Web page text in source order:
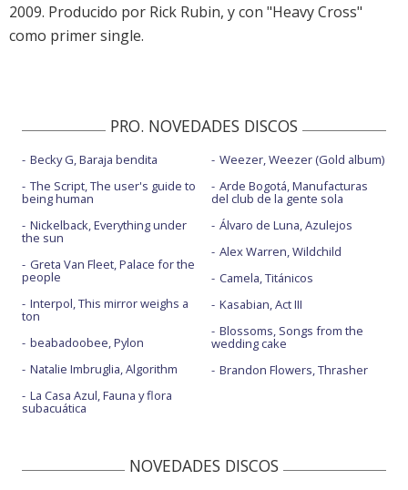
2009. Producido por Rick Rubin, y con "Heavy Cross"
como primer single.
PRO. NOVEDADES DISCOS
Becky G, Baraja bendita
The Script, The user's guide to
being human
Nickelback, Everything under
the sun
Greta Van Fleet, Palace for the
people
Interpol, This mirror weighs a
ton
beabadoobee, Pylon
Natalie Imbruglia, Algorithm
La Casa Azul, Fauna y flora
subacuática
Weezer, Weezer (Gold album)
Arde Bogotá, Manufacturas
del club de la gente sola
Álvaro de Luna, Azulejos
Alex Warren, Wildchild
Camela, Titánicos
Kasabian, Act III
Blossoms, Songs from the
wedding cake
Brandon Flowers, Thrasher
NOVEDADES DISCOS